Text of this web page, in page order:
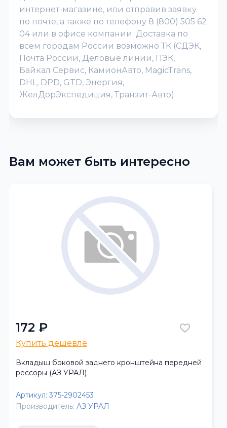
интернет-магазине, или отправив заявку
по почте, а также по телефону 8 (800) 505 62
04 или в офисе компании. Доставка по
всем городам России возможно ТК (СДЭК,
Почта России, Деловые линии, ПЭК,
Байкал Сервис, КамионАвто, MagicTrans,
DHL, DPD, GTD, Энергия,
ЖелДорЭкспедиция, Транзит-Авто).
Вам может быть интересно
172 ₽
Купить дешевле
Вкладыш боковой заднего кронштейна передней
рессоры (АЗ УРАЛ)
Артикул: 375-2902453
Производитель: АЗ УРАЛ